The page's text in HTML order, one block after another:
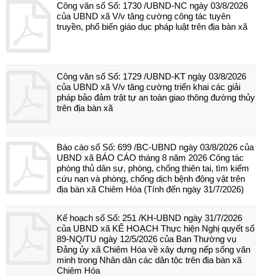
Công văn số Số: 1730 /UBND-NC ngày 03/8/2026
của UBND xã V/v tăng cường công tác tuyên
truyền, phổ biến giáo dục pháp luật trên địa bàn xã
Công văn số Số: 1729 /UBND-KT ngày 03/8/2026
của UBND xã V/v tăng cường triển khai các giải
pháp bảo đảm trật tự an toàn giao thông đường thủy
trên địa bàn xã
Báo cáo số Số: 699 /BC-UBND ngày 03/8/2026 của
UBND xã BÁO CÁO tháng 8 năm 2026 Công tác
phòng thủ dân sự, phòng, chống thiên tai, tìm kiếm
cứu nạn và phòng, chống dịch bệnh động vật trên
địa bàn xã Chiêm Hóa (Tính đến ngày 31/7/2026)
Kế hoạch số Số: 251 /KH-UBND ngày 31/7/2026
của UBND xã KẾ HOẠCH Thực hiện Nghị quyết số
89-NQ/TU ngày 12/5/2026 của Ban Thường vụ
Đảng ủy xã Chiêm Hóa về xây dựng nếp sống văn
minh trong Nhân dân các dân tộc trên địa bàn xã
Chiêm Hóa